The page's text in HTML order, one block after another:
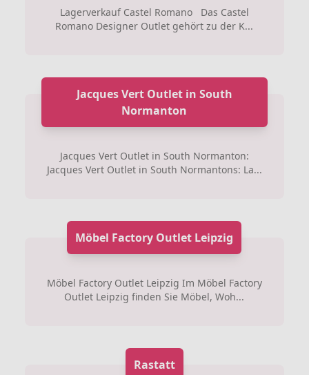
Lagerverkauf Castel Romano Das Castel
Romano Designer Outlet gehört zu der K...
Jacques Vert Outlet in South
Normanton
Jacques Vert Outlet in South Normanton:
Jacques Vert Outlet in South Normantons: La...
Möbel Factory Outlet Leipzig
Möbel Factory Outlet Leipzig Im Möbel Factory
Outlet Leipzig finden Sie Möbel, Woh...
Rastatt